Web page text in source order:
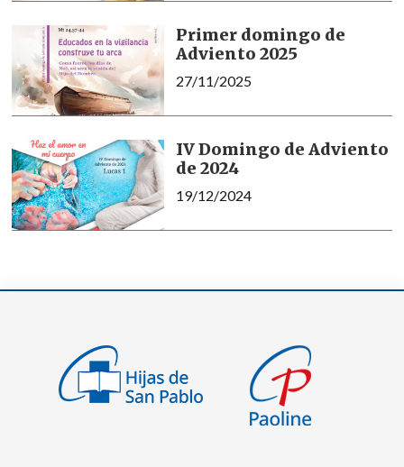
Primer domingo de
Adviento 2025
27/11/2025
IV Domingo de Adviento
de 2024
19/12/2024